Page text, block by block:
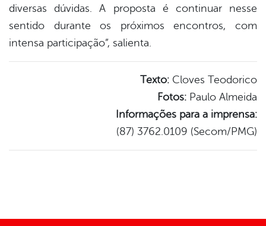
diversas dúvidas. A proposta é continuar nesse
sentido durante os próximos encontros, com
intensa participação”, salienta.
Texto: Cloves Teodorico
Fotos: Paulo Almeida
Informações para a imprensa:
(87) 3762.0109 (Secom/PMG)